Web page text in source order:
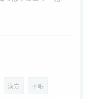
漢方 不眠